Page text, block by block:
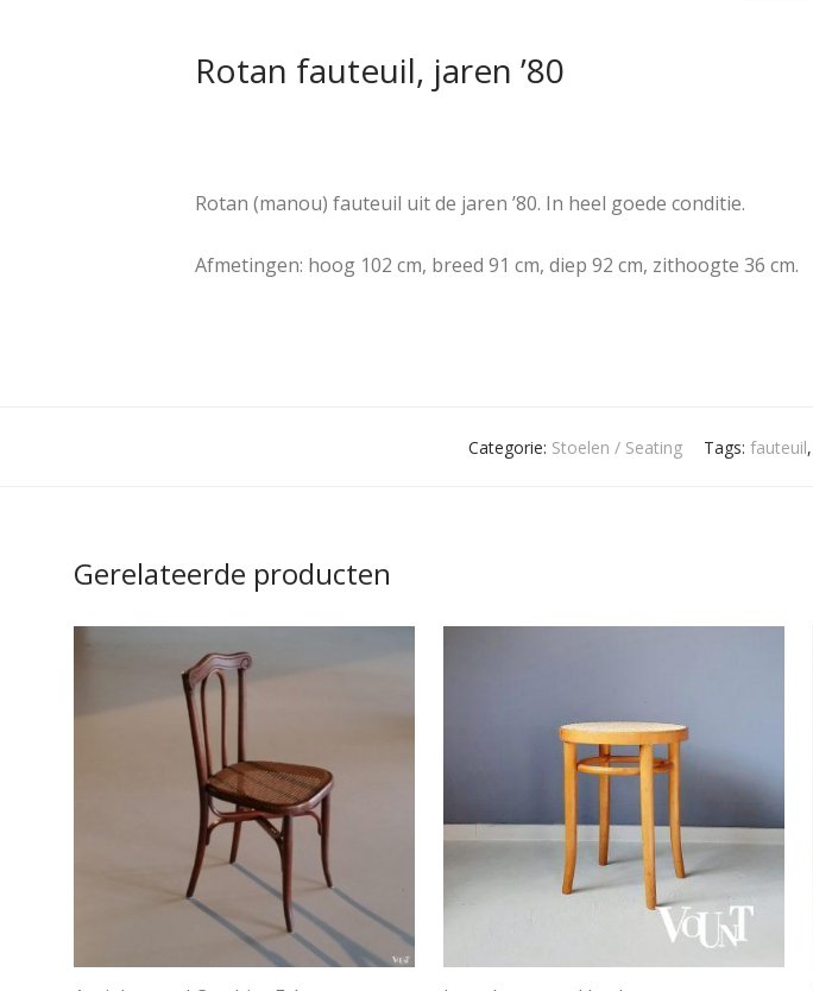
Rotan fauteuil, jaren ’80
Rotan (manou) fauteuil uit de jaren ’80. In heel goede conditie.
Afmetingen: hoog 102 cm, breed 91 cm, diep 92 cm, zithoogte 36 cm.
Categorie: Stoelen / Seating Tags: fauteuil,
Gerelateerde producten